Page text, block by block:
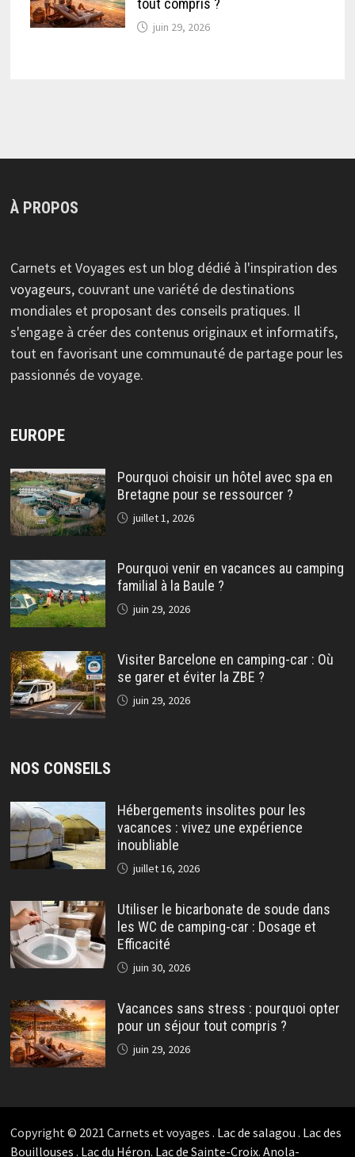
tout compris ?
juin 29, 2026
À PROPOS
Carnets et Voyages est un blog dédié à l'inspiration des
voyageurs, couvrant une variété de destinations
mondiales et proposant des conseils pratiques. Il
s'engage à créer des contenus originaux et informatifs,
tout en favorisant une communauté de partage pour les
passionnés de voyage.
EUROPE
Pourquoi choisir un hôtel avec spa en
Bretagne pour se ressourcer ?
juillet 1, 2026
Pourquoi venir en vacances au camping
familial à la Baule ?
juin 29, 2026
Visiter Barcelone en camping-car : Où
se garer et éviter la ZBE ?
juin 29, 2026
NOS CONSEILS
Hébergements insolites pour les
vacances : vivez une expérience
inoubliable
juillet 16, 2026
Utiliser le bicarbonate de soude dans
les WC de camping-car : Dosage et
Efficacité
juin 30, 2026
Vacances sans stress : pourquoi opter
pour un séjour tout compris ?
juin 29, 2026
Copyright © 2021 Carnets et voyages . Lac de salagou . Lac des
Bouillouses . Lac du Héron. Lac de Sainte-Croix.Anola-